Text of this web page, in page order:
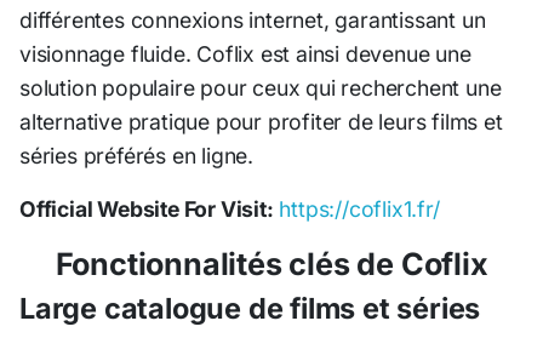
différentes connexions internet, garantissant un
visionnage fluide. Coflix est ainsi devenue une
solution populaire pour ceux qui recherchent une
alternative pratique pour profiter de leurs films et
séries préférés en ligne.
Official Website For Visit: https://coflix1.fr/
Fonctionnalités clés de Coflix
Large catalogue de films et séries